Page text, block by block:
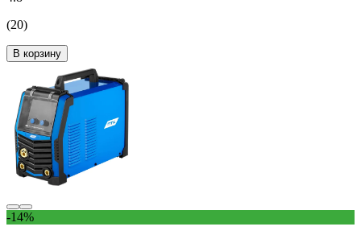
(20)
В корзину
-14%